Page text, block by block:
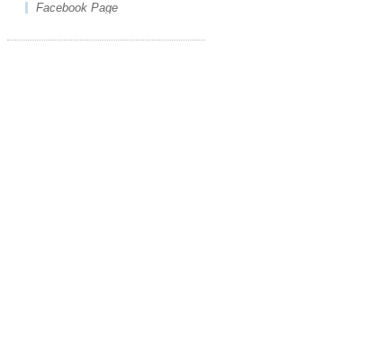
Facebook Page